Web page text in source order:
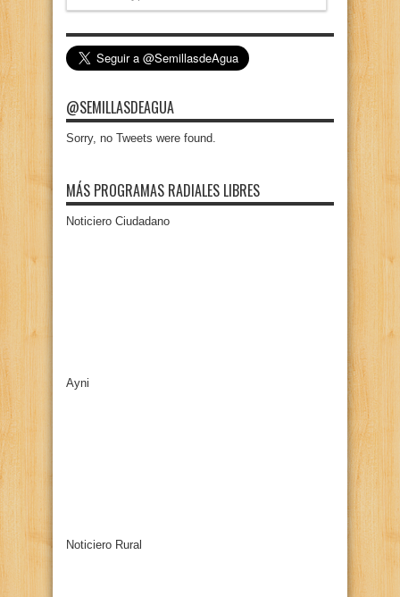
@SEMILLASDEAGUA
Sorry, no Tweets were found.
MÁS PROGRAMAS RADIALES LIBRES
Noticiero Ciudadano
Ayni
Noticiero Rural